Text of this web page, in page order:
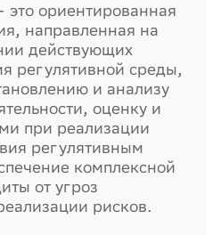
ориентированная
направленная на
действующих
регулятивной среды,
и анализу
оценку и
при реализации
регулятивным
комплексной
от угроз
рисков.